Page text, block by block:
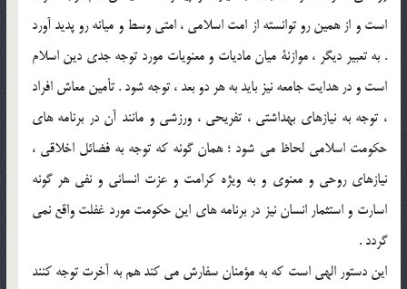
است و از همين رو توانسته از امت اسلامي ، امتي وسط و ميانه رو پديد آورد
. به تعبير ديگر ، موازنة ميان ماديات و معنويات مورد توجه جدي دين اسلام
است و در هدايت جامعه نيز بايد به هر دو بعد ، توجه شود . تأمين معاش افراد
، توجه به نيازهاي بهداشتي ، تفريحي ، ورزشي و مانند آن در برنامه هاي
حكومت اسلامي لحاظ مي شود ؛ همان گونه كه توجه به فضائل اخلاقي ،
نيازهاي روحي و معنوي و به ويژه كرامت و عزت انساني و نفي هر گونه
اسارت و استثمار انسان نيز در برنامه هاي اين حكومت مورد غفلت واقع نمي
گردد .
اين دستور الهي است كه به مؤمنان سفارش مي كند هم به آخرت توجه كنند